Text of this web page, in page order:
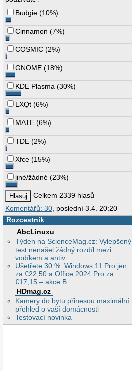
Budgie (10%)
Cinnamon (7%)
COSMIC (2%)
GNOME (18%)
KDE Plasma (30%)
LXQt (6%)
MATE (6%)
TDE (2%)
Xfce (15%)
jiné/žádné (23%)
Celkem 2339 hlasů
Komentářů: 30 , poslední 3.4. 20:20
Rozcestník
AbcLinuxu
Týden na ScienceMag.cz: Vylepšený
test nenašel žádný rozdíl mezi
vodíkem a antiv
Ušetřete 30 %: Windows 11 Pro jen
za €22,50 a Office 2024 Pro za
€17,15 – akce B
HDmag.cz
Kamery do bytu přinesou maximální
přehled o vaší domácnosti
Testovací novinka